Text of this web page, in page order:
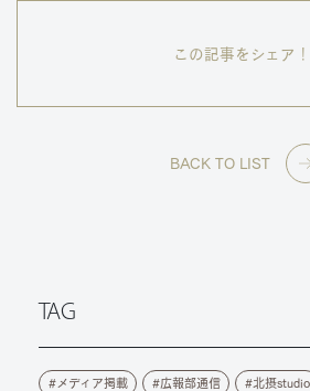
この記事をシェア！
BACK TO LIST
TAG
メディア掲載 広報部通信 北摂studio